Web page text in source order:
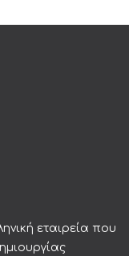
εταιρεία που